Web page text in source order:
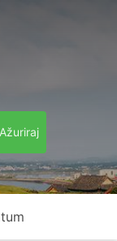
Ažuriraj